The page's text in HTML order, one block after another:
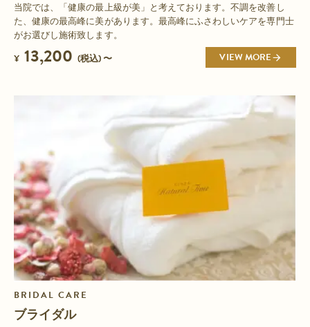
当院では、「健康の最上級が美」と考えております。不調を改善し
た、健康の最高峰に美があります。最高峰にふさわしいケアを専門士
がお選びし施術致します。
¥ 13,200 (税込) 〜 VIEW MORE
BRIDAL CARE
ブライダル